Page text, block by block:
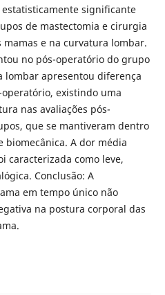
significante
de mastectomia e cirurgia
e na curvatura lombar.
no pós-operatório do grupo
lombar apresentou diferença
existindo uma
nas avaliações pós-
que se mantiveram dentro
biomecânica. A dor média
caracterizada como leve,
Conclusão: A
em tempo único não
na postura corporal das